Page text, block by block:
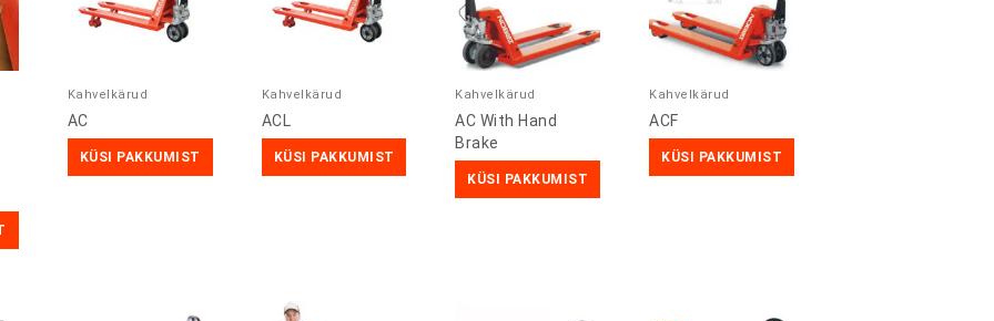
Kahvelkärud
AC
KÜSI PAKKUMIST
Kahvelkärud
ACL
KÜSI PAKKUMIST
Kahvelkärud
AC With Hand
Brake
KÜSI PAKKUMIST
Kahvelkärud
ACF
KÜSI PAKKUMIST